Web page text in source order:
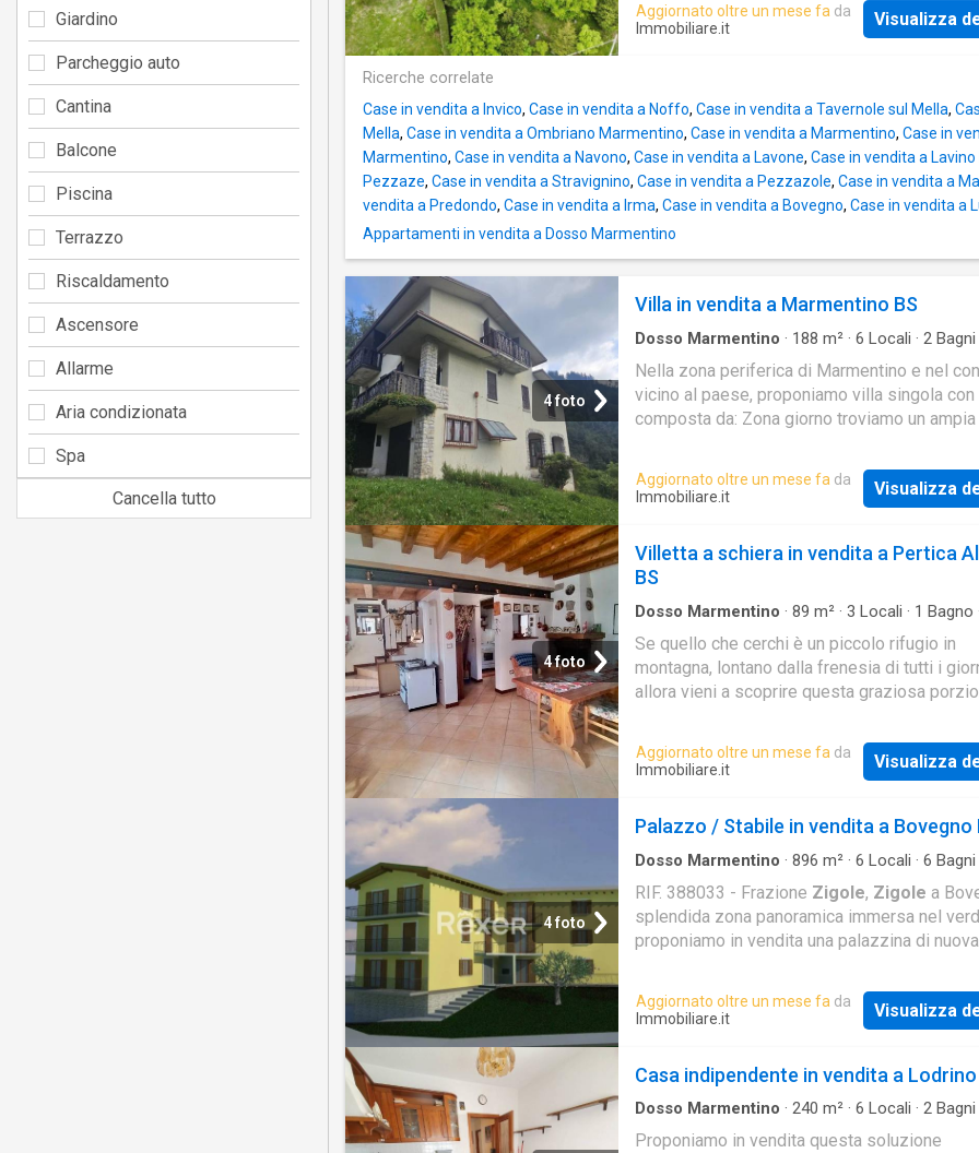
Aggiornato oltre un mese fa da
Immobiliare.it
Visualizza
Ricerche correlate
Case in vendita a Invico, Case in vendita a Noffo, Case in vendita a Tavernole sul Mella,
Mella, Case in vendita a Ombriano Marmentino, Case in vendita a Marmentino, Case in
Marmentino, Case in vendita a Navono, Case in vendita a Lavone, Case in vendita a
Pezzaze, Case in vendita a Stravignino, Case in vendita a Pezzazole, Case in vendita a
vendita a Predondo, Case in vendita a Irma, Case in vendita a Bovegno, Case in vendita a
Appartamenti in vendita a Dosso Marmentino
4 foto
Villa in vendita a Marmentino BS
Dosso Marmentino · 188 m² · 6 Locali · 2 Bagni
Nella zona periferica di Marmentino e nel
vicino al paese, proponiamo villa singola con
composta da: Zona giorno troviamo un
Aggiornato oltre un mese fa da
Immobiliare.it
Visualizza
4 foto
Villetta a schiera in vendita a Pertica
BS
Dosso Marmentino · 89 m² · 3 Locali · 1 Bagno ·
Se quello che cerchi è un piccolo rifugio in
montagna, lontano dalla frenesia di tutti i
allora vieni a scoprire questa graziosa
Aggiornato oltre un mese fa da
Immobiliare.it
Visualizza
4 foto
Palazzo / Stabile in vendita a Bovegno
Dosso Marmentino · 896 m² · 6 Locali · 6 Bagni
RIF. 388033 - Frazione Zigole, Zigole a
splendida zona panoramica immersa nel
proponiamo in vendita una palazzina di nuova
Aggiornato oltre un mese fa da
Immobiliare.it
Visualizza
Casa indipendente in vendita a Lodrino
Dosso Marmentino · 240 m² · 6 Locali · 2 Bagni
Proponiamo in vendita questa soluzione
Giardino
Parcheggio auto
Cantina
Balcone
Piscina
Terrazzo
Riscaldamento
Ascensore
Allarme
Aria condizionata
Spa
Cancella tutto